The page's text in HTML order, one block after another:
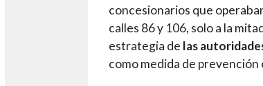
concesionarios que
calles 86 y 106, solo a la
estrategia de las
como medida de prevención